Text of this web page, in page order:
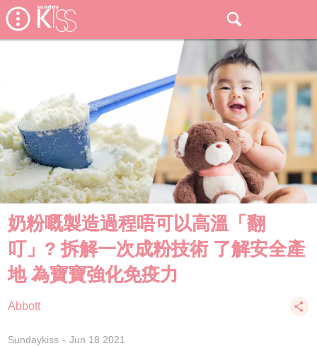
奶粉嘅製造過程唔可以高溫「翻
叮」? 拆解一次成粉技術 了解安全產
地 為寶寶強化免疫力
Abbott
Sundaykiss Jun 18 2021